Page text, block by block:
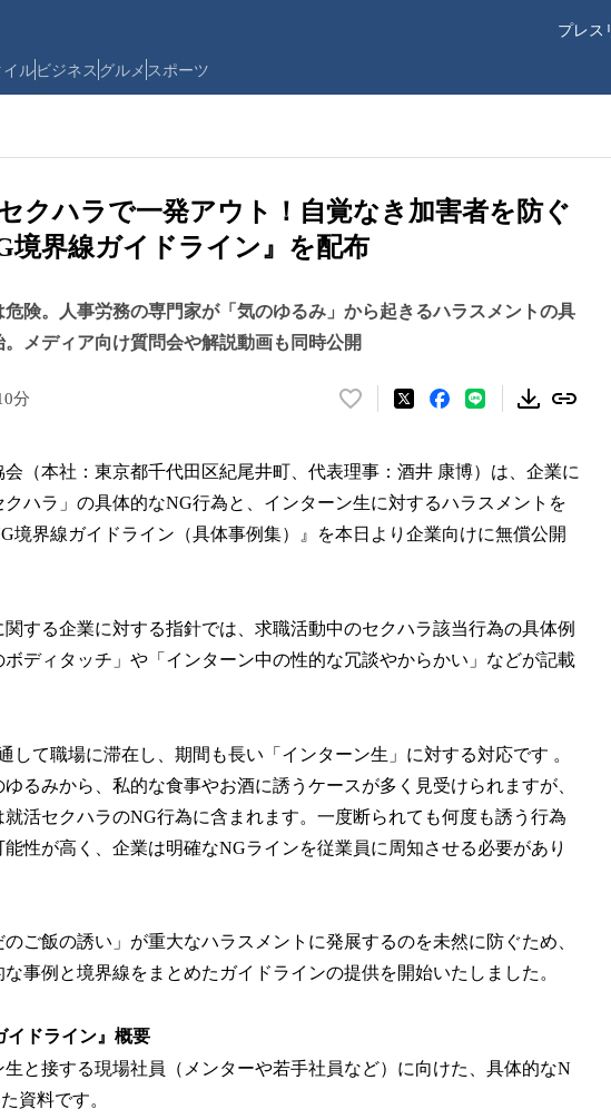
プレス
ルビジネス グルメ スポーツ
クハラで一発アウト！自覚なき加害者を防ぐ
境界線ガイドライン』を配布
険。人事労務の専門家が「気のゆるみ」から起きるハラスメントの具
メディア向け質問会や解説動画も同時公開
分
い
！
数
を
み
中
で
（本社：東京都千代田区紀尾井町、代表理事：酒井 康博）は、企業に
ハラ」の具体的なNG行為と、インターン生に対するハラスメントを
境界線ガイドライン（具体事例集）』を本日より企業向けに無償公開
する企業に対する指針では、求職活動中のセクハラ該当行為の具体例
ディタッチ」や「インターン中の性的な冗談やからかい」などが記載
して職場に滞在し、期間も長い「インターン生」に対する対応です 。
るみから、私的な食事やお酒に誘うケースが多く見受けられますが、
活セクハラのNG行為に含まれます。一度断られても何度も誘う行為
性が高く、企業は明確なNGラインを従業員に周知させる必要があり
ご飯の誘い」が重大なハラスメントに発展するのを未然に防ぐため、
事例と境界線をまとめたガイドラインの提供を開始いたしました。
イドライン』概要
と接する現場社員（メンターや若手社員など）に向けた、具体的なN
資料です。